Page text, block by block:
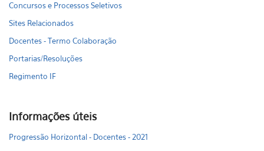
Concursos e Processos Seletivos
Sites Relacionados
Docentes - Termo Colaboração
Portarias/Resoluções
Regimento IF
Informações úteis
Progressão Horizontal - Docentes - 2021